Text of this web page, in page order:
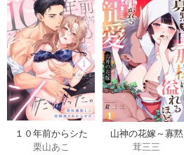
１０年前からシた
かった。～理性爆
栗山あこ
山神の花嫁～寡黙
な旦那様に溢れる
茸三三